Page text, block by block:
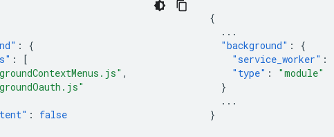
:
{
:
[
,
: false
{
...
"background" :
{
"service_worker" :
"type" :
"module"
}
...
}